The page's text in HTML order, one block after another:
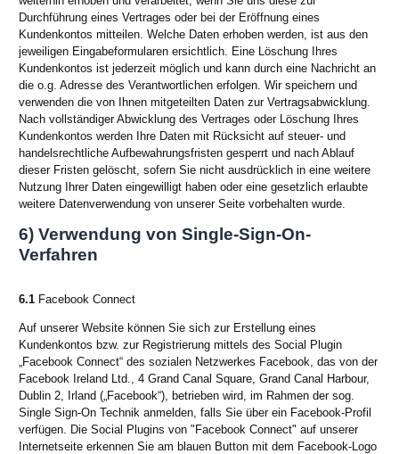
Durchführung eines Vertrages oder bei der Eröffnung eines
Kundenkontos mitteilen. Welche Daten erhoben werden, ist aus den
jeweiligen Eingabeformularen ersichtlich. Eine Löschung Ihres
Kundenkontos ist jederzeit möglich und kann durch eine Nachricht an
die o.g. Adresse des Verantwortlichen erfolgen. Wir speichern und
verwenden die von Ihnen mitgeteilten Daten zur Vertragsabwicklung.
Nach vollständiger Abwicklung des Vertrages oder Löschung Ihres
Kundenkontos werden Ihre Daten mit Rücksicht auf steuer- und
handelsrechtliche Aufbewahrungsfristen gesperrt und nach Ablauf
dieser Fristen gelöscht, sofern Sie nicht ausdrücklich in eine weitere
Nutzung Ihrer Daten eingewilligt haben oder eine gesetzlich erlaubte
weitere Datenverwendung von unserer Seite vorbehalten wurde.
6) Verwendung von Single-Sign-On-
Verfahren
6.1 Facebook Connect
Auf unserer Website können Sie sich zur Erstellung eines
Kundenkontos bzw. zur Registrierung mittels des Social Plugin
„Facebook Connect“ des sozialen Netzwerkes Facebook, das von der
Facebook Ireland Ltd., 4 Grand Canal Square, Grand Canal Harbour,
Dublin 2, Irland („Facebook“), betrieben wird, im Rahmen der sog.
Single Sign-On Technik anmelden, falls Sie über ein Facebook-Profil
verfügen. Die Social Plugins von "Facebook Connect" auf unserer
Internetseite erkennen Sie am blauen Button mit dem Facebook-Logo